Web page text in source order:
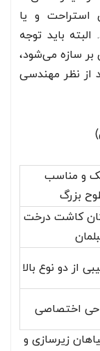
استراحت و یا
باید توجه
سازه می‌شود،
از نظر مهندسی
و مناسب
بزرگ
کاشت درخت
از دو نوع بالا
اختصاصی
زیرسازی و